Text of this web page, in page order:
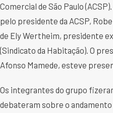
Comercial de São Paulo
pelo presidente da ACSP,
de Ely Wertheim, presidente
(Sindicato da Habitação). O
Afonso Mamede, esteve
Os integrantes do grupo
debateram sobre o